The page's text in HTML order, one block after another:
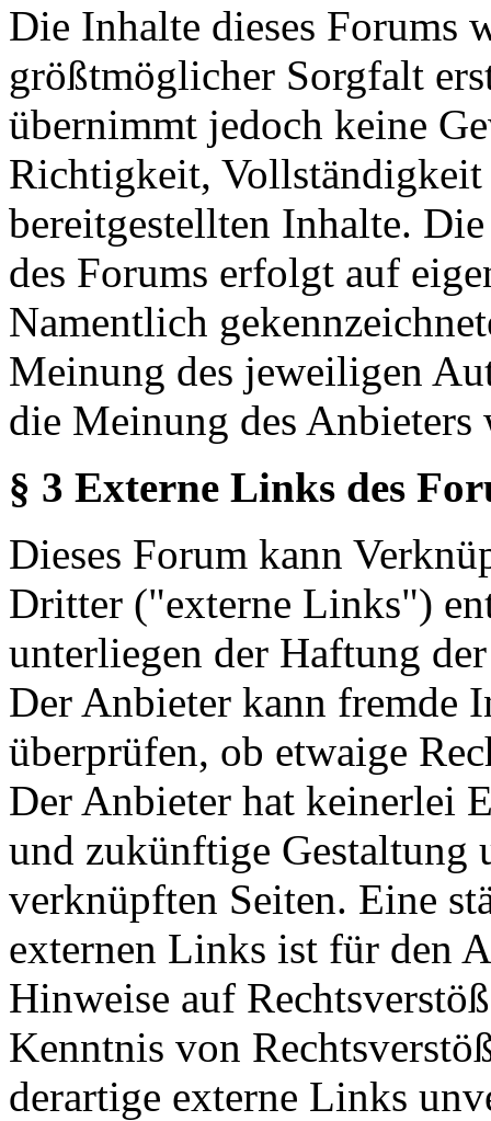
Die Inhalte dieses Forums
größtmöglicher Sorgfalt
übernimmt jedoch keine
Richtigkeit,
bereitgestellten Inhalte.
des Forums erfolgt auf
Namentlich
Meinung des jeweiligen
die Meinung des Anbieters
§ 3 Externe Links des
Dieses Forum kann
Dritter ("externe Links")
unterliegen der Haftung
Der Anbieter kann fremde
überprüfen, ob etwaige
Der Anbieter hat keinerlei
und zukünftige Gestaltung
verknüpften Seiten. Eine
externen Links ist für den
Hinweise auf
Kenntnis von
derartige externe Links